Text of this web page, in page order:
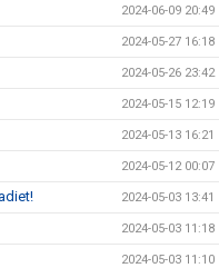
2024-06-09 20:49
2024-05-27 16:18
2024-05-26 23:42
2024-05-15 12:19
2024-05-13 16:21
2024-05-12 00:07
2024-05-03 13:41
2024-05-03 11:18
2024-05-03 11:10